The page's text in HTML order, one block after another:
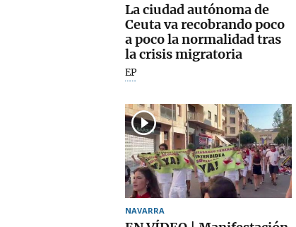
La ciudad autónoma de
Ceuta va recobrando poco
a poco la normalidad tras
la crisis migratoria
EP
NAVARRA